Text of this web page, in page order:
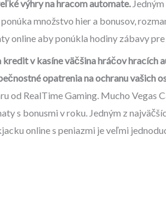
výhry na hracom automate.Jedným
ponúka množstvo hier a bonusov,
online aby ponúkla hodiny zábavy pre
v kasíne väčšina hráčov hracích
opatrenia na ochranu vašich
od RealTime Gaming. Mucho
s bonusmi v roku. Jedným z
online s peniazmi je veľmi